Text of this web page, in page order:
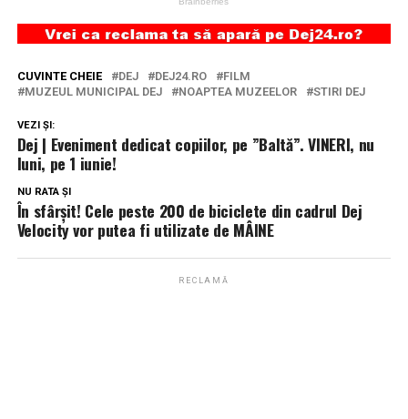
CUVINTE CHEIE DEJ DEJ24.RO
FILM
MUZEUL MUNICIPAL DEJ
NOAPTEA MUZEELOR STIRI DEJ
VEZI ȘI:
Dej | Eveniment dedicat copiilor, pe ”Baltă”. VINERI, nu
luni, pe 1 iunie!
NU RATA ȘI
În sfârșit! Cele peste 200 de biciclete din cadrul Dej
Velocity vor putea fi utilizate de MÂINE
RECLAMĂ